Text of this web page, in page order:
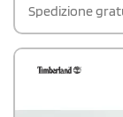
Spedizione